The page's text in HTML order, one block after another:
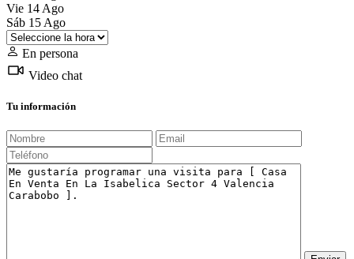
Vie 14 Ago
Sáb 15 Ago
En persona
Video chat
Tu información